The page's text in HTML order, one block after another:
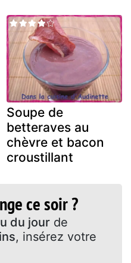
Soupe de
betteraves au
chèvre et bacon
croustillant
ce soir ?
du jour de
, insérez votre